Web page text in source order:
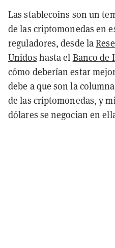
Las stablecoins son un
de las criptomonedas en
reguladores, desde la
Unidos hasta el Banco de
cómo deberían estar
debe a que son la
de las criptomonedas, y
dólares se negocian en